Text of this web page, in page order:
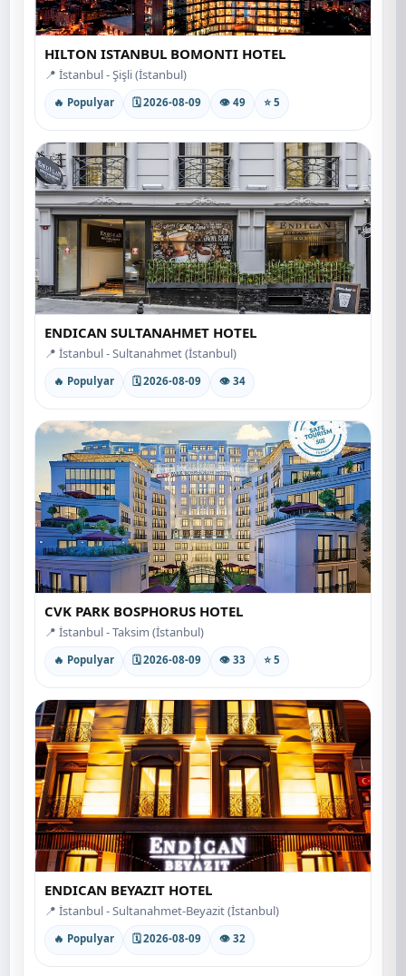
HILTON ISTANBUL BOMONTI HOTEL
📍 İstanbul - Şişli (İstanbul)
🔥 Populyar 🗓 2026-08-09 👁 49 ⭐ 5
ENDICAN SULTANAHMET HOTEL
📍 İstanbul - Sultanahmet (İstanbul)
🔥 Populyar 🗓 2026-08-09 👁 34
CVK PARK BOSPHORUS HOTEL
📍 İstanbul - Taksim (İstanbul)
🔥 Populyar 🗓 2026-08-09 👁 33 ⭐ 5
ENDICAN BEYAZIT HOTEL
📍 İstanbul - Sultanahmet-Beyazit (İstanbul)
🔥 Populyar 🗓 2026-08-09 👁 32